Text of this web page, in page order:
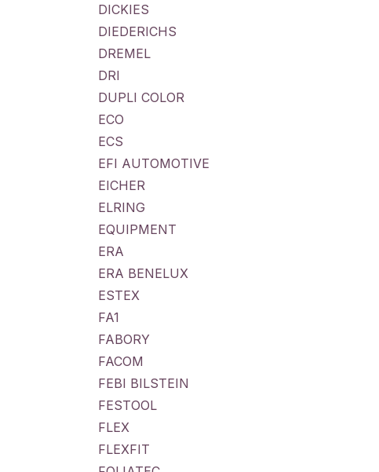
DICKIES
DIEDERICHS
DREMEL
DRI
DUPLI COLOR
ECO
ECS
EFI AUTOMOTIVE
EICHER
ELRING
EQUIPMENT
ERA
ERA BENELUX
ESTEX
FA1
FABORY
FACOM
FEBI BILSTEIN
FESTOOL
FLEX
FLEXFIT